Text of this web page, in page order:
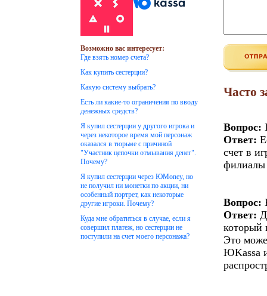
Часто
Вопрос:
Ответ:
счет в
филиалы
Вопрос:
Ответ:
который
Это
ЮKassa
Возможно вас интересует:
Где взять номер счета?
Как купить сестерции?
Какую систему выбрать?
Есть ли какие-то ограничения по вводу
денежных средств?
Я купил сестерции у другого игрока и
через некоторое время мой персонаж
оказался в тюрьме с причиной
"Участник цепочки отмывания денег".
Почему?
Я купил сестерции через ЮMoney, но
не получил ни монетки по акции, ни
особенный портрет, как некоторые
другие игроки. Почему?
Куда мне обратиться в случае, если я
совершил платеж, но сестерции не
поступили на счет моего персонажа?